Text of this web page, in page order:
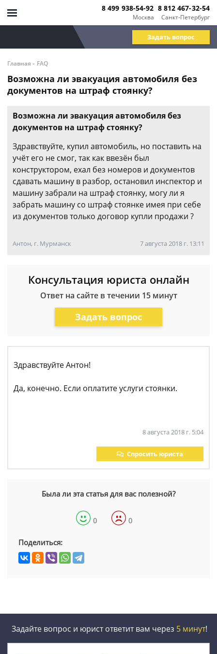
Москва
8 499 938-54-92
Санкт-Петербург
8 812 467-32-54
Задать вопрос
Главная - FAQ
Возможна ли эвакуация автомобиля без
документов на штраф стоянку?
Возможна ли эвакуация автомобиля без
документов на штраф стоянку?
Здравствуйте, купил автомобиль, но поставить на
учёт его не смог, так как ввезён был
конструктором, ехал без номеров и документов
сдавать машину в разбор, остановил инспектор и
машину забрали на штраф стоянку, могу ли я
забрать машину со штраф стоянке имея при себе
из документов только договор купли продажи ?
Антон, г. Мурманск 7 августа 2018 г. 13:11
Консультация юриста онлайн
Ответ на сайте в течении 15 минут
Задать вопрос
Здравствуйте Антон!
Да, конечно. Если оплатите услуги стоянки.
8 августа 2018 г. 5:04
Спросить юриста
Была ли эта статья для вас полезной?
0 0
Поделиться:
Задайте вопрос и юрист ответит вам через 5 минут!